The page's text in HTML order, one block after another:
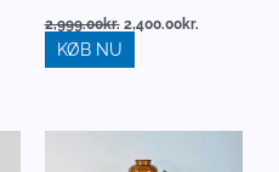
2,999.00kr. 2,400.00kr.
KØB NU